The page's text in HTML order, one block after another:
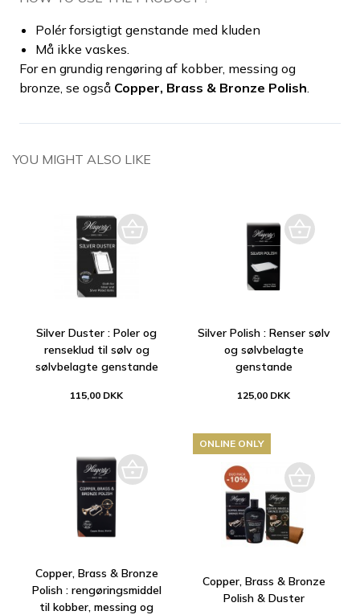
Polér forsigtigt genstande med kluden
Må ikke vaskes.
For en grundig rengøring af kobber, messing og
bronze, se også Copper, Brass & Bronze Polish
YOU MIGHT ALSO LIKE
Silver Duster : Poler og
renseklud til sølv og
sølvbelagte genstande
115,00 DKK
Silver Polish : Renser sølv
og sølvbelagte
genstande
125,00 DKK
Copper, Brass & Bronze
Polish : rengøringsmiddel
til kobber, messing og
Copper, Brass & Bronze
Polish & Duster
ONLINE ONLY